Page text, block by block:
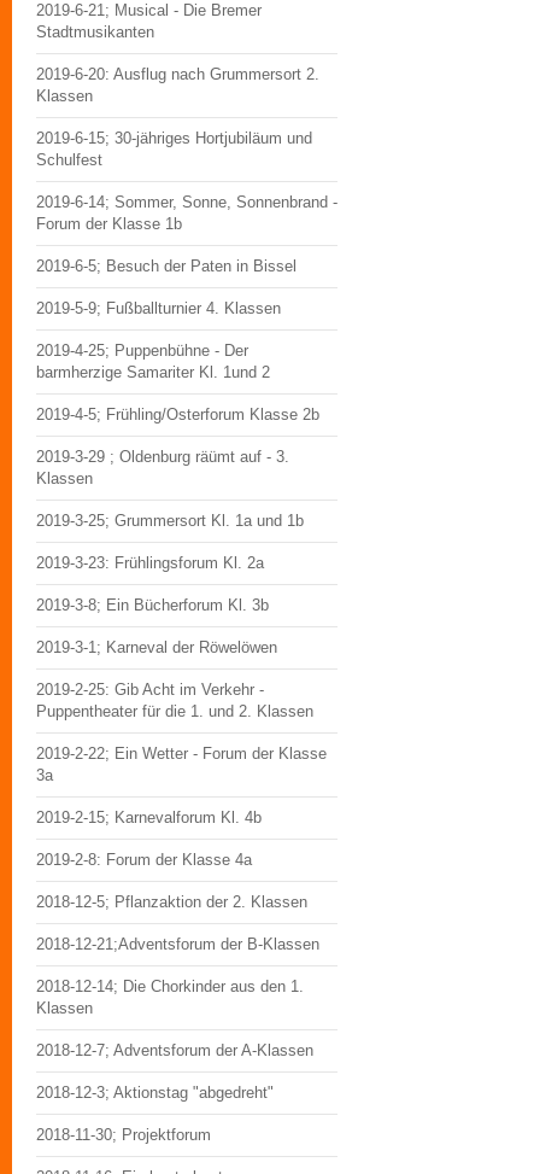
2019-6-21; Musical - Die Bremer
Stadtmusikanten
2019-6-20: Ausflug nach Grummersort 2.
Klassen
2019-6-15; 30-jähriges Hortjubiläum und
Schulfest
2019-6-14; Sommer, Sonne, Sonnenbrand -
Forum der Klasse 1b
2019-6-5; Besuch der Paten in Bissel
2019-5-9; Fußballturnier 4. Klassen
2019-4-25; Puppenbühne - Der
barmherzige Samariter Kl. 1und 2
2019-4-5; Frühling/Osterforum Klasse 2b
2019-3-29 ; Oldenburg räümt auf - 3.
Klassen
2019-3-25; Grummersort Kl. 1a und 1b
2019-3-23: Frühlingsforum Kl. 2a
2019-3-8; Ein Bücherforum Kl. 3b
2019-3-1; Karneval der Röwelöwen
2019-2-25: Gib Acht im Verkehr -
Puppentheater für die 1. und 2. Klassen
2019-2-22; Ein Wetter - Forum der Klasse
3a
2019-2-15; Karnevalforum Kl. 4b
2019-2-8: Forum der Klasse 4a
2018-12-5; Pflanzaktion der 2. Klassen
2018-12-21;Adventsforum der B-Klassen
2018-12-14; Die Chorkinder aus den 1.
Klassen
2018-12-7; Adventsforum der A-Klassen
2018-12-3; Aktionstag "abgedreht"
2018-11-30; Projektforum